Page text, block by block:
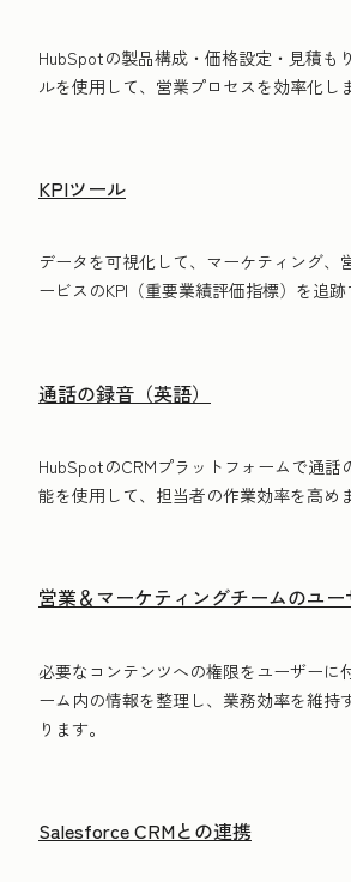
HubSpotの製品構成・価格設定・見積も
ルを使用して、営業プロセスを効率化し
KPIツール
データを可視化して、マーケティング、
ービスのKPI（重要業績評価指標）を追跡
通話の録音（英語）
HubSpotのCRMプラットフォームで通話
能を使用して、担当者の作業効率を高め
営業＆マーケティングチームのユ
必要なコンテンツへの権限をユーザーに
ーム内の情報を整理し、業務効率を維持
ります。
Salesforce CRMとの連携